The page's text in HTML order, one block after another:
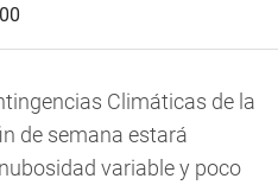
Climáticas de la
de semana estará
variable y poco